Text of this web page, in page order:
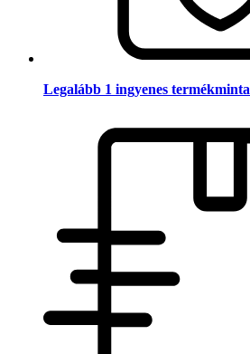
Legalább 1 ingyenes termékminta